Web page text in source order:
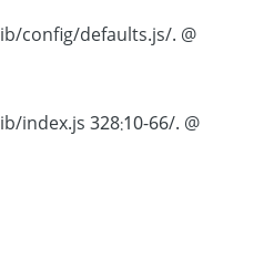
lib/config/defaults.js
@ ./node_modules/webpack/lib/index.js 328:10-66